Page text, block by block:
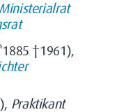
Ministerialrat
†1961),
Praktikant